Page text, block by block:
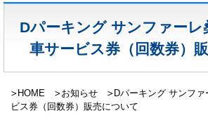
Dパーキング サンファーレ
車サービス券（回数券）
HOME お知らせ
Dパーキング サンフ
ビス券（回数券）販売について